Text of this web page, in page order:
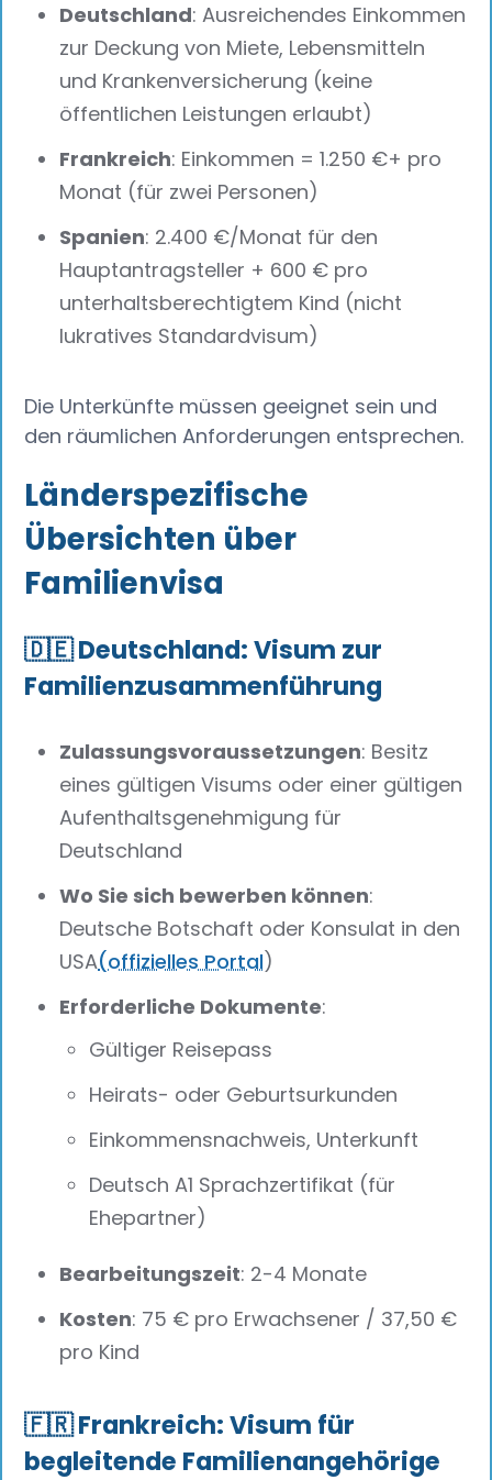
Deutschland: Ausreichendes Einkommen
zur Deckung von Miete, Lebensmitteln
und Krankenversicherung (keine
öffentlichen Leistungen erlaubt)
Frankreich: Einkommen = 1.250 €+ pro
Monat (für zwei Personen)
Spanien: 2.400 €/Monat für den
Hauptantragsteller + 600 € pro
unterhaltsberechtigtem Kind (nicht
lukratives Standardvisum)
Die Unterkünfte müssen geeignet sein und
den räumlichen Anforderungen entsprechen.
Länderspezifische
Übersichten über
Familienvisa
🇩🇪 Deutschland: Visum zur
Familienzusammenführung
Zulassungsvoraussetzungen: Besitz
eines gültigen Visums oder einer gültigen
Aufenthaltsgenehmigung für
Deutschland
Wo Sie sich bewerben können:
Deutsche Botschaft oder Konsulat in den
USA(offizielles Portal)
Erforderliche Dokumente:
Gültiger Reisepass
Heirats- oder Geburtsurkunden
Einkommensnachweis, Unterkunft
Deutsch A1 Sprachzertifikat (für
Ehepartner)
Bearbeitungszeit: 2-4 Monate
Kosten: 75 € pro Erwachsener / 37,50 €
pro Kind
🇫🇷 Frankreich: Visum für
begleitende Familienangehörige